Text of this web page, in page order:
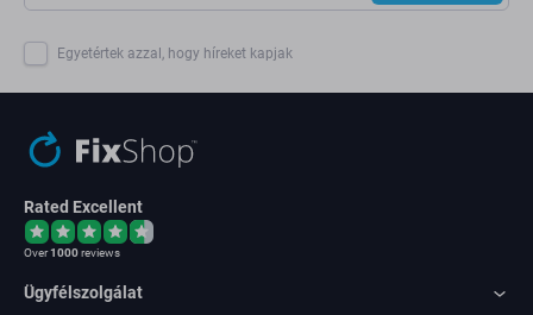
Egyetértek azzal, hogy híreket kapjak
Rated Excellent
Over1000reviews
Ügyfélszolgálat